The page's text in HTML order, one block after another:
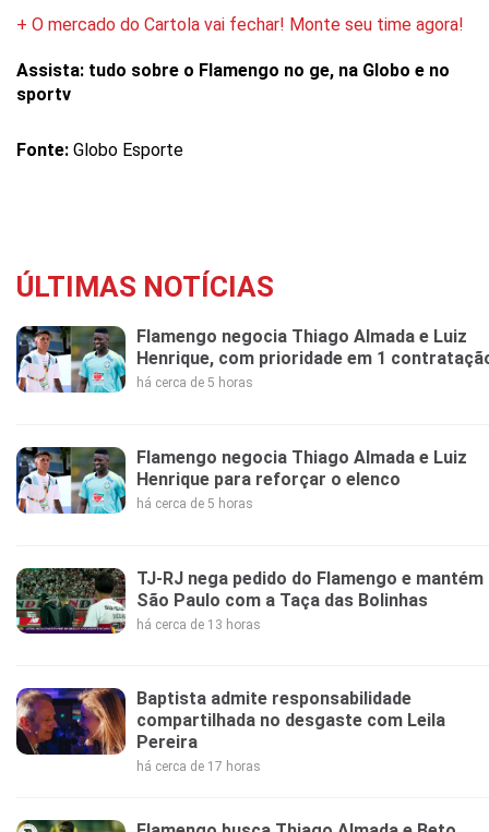
+ O mercado do Cartola vai fechar! Monte seu time agora!
Assista: tudo sobre o Flamengo no ge, na Globo e no
sportv
Fonte: Globo Esporte
ÚLTIMAS NOTÍCIAS
Flamengo negocia Thiago Almada e Luiz
Henrique, com prioridade em 1
há cerca de 5 horas
Flamengo negocia Thiago Almada e Luiz
Henrique para reforçar o elenco
há cerca de 5 horas
TJ-RJ nega pedido do Flamengo e mantém
São Paulo com a Taça das Bolinhas
há cerca de 13 horas
Baptista admite responsabilidade
compartilhada no desgaste com Leila
Pereira
há cerca de 17 horas